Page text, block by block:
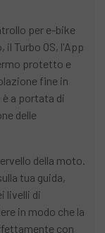
per e-bike
Turbo OS, l'App
protetto e
fine in
a portata di
delle
della moto.
tua guida,
livelli di
in modo che la
con